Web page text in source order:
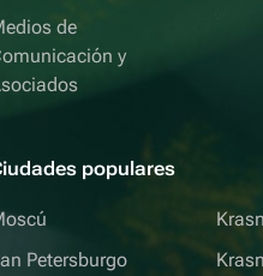
de
y
populares
Petersburgo